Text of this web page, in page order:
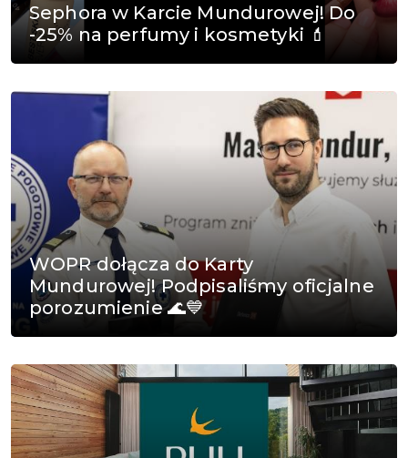
Sephora w Karcie Mundurowej! Do
-25% na perfumy i kosmetyki 💄
WOPR dołącza do Karty
Mundurowej! Podpisaliśmy oficjalne
porozumienie 🌊💙